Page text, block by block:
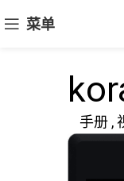
菜单
手册 ,